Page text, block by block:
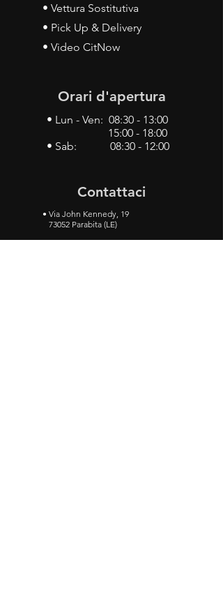
• Vettura Sostitutiva
• Pick Up & Delivery
• Video CitNow
Orari d'apertura
• Lun - Ven: 08:30 - 13:00
15:00 - 18:00
• Sab: 08:30 - 12:00
Contattaci
• Via John Kennedy, 19
73052 Parabita (LE)